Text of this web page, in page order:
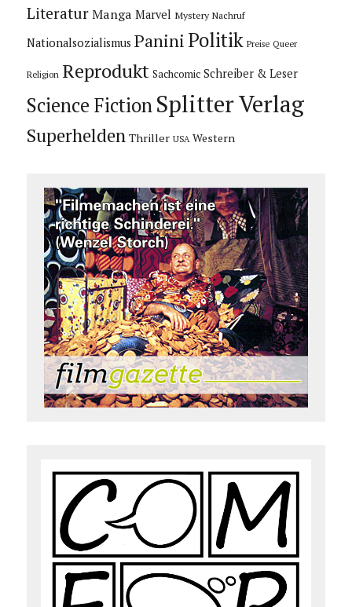
Literatur Manga Marvel Mystery Nachruf
Nationalsozialismus Panini Politik Preise Queer
Religion Reprodukt Sachcomic Schreiber & Leser
Science Fiction Splitter Verlag
Superhelden Thriller USA Western